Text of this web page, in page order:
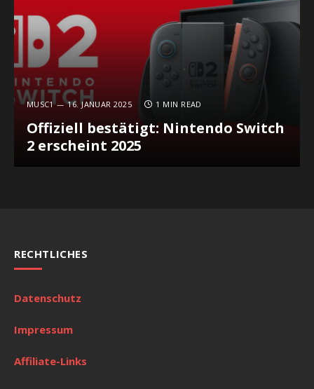
MUSC1 16. JANUAR 2025 1 MIN READ
Offiziell bestätigt: Nintendo Switch
2 erscheint 2025
RECHTLICHES
Datenschutz
Impressum
Affiliate-Links